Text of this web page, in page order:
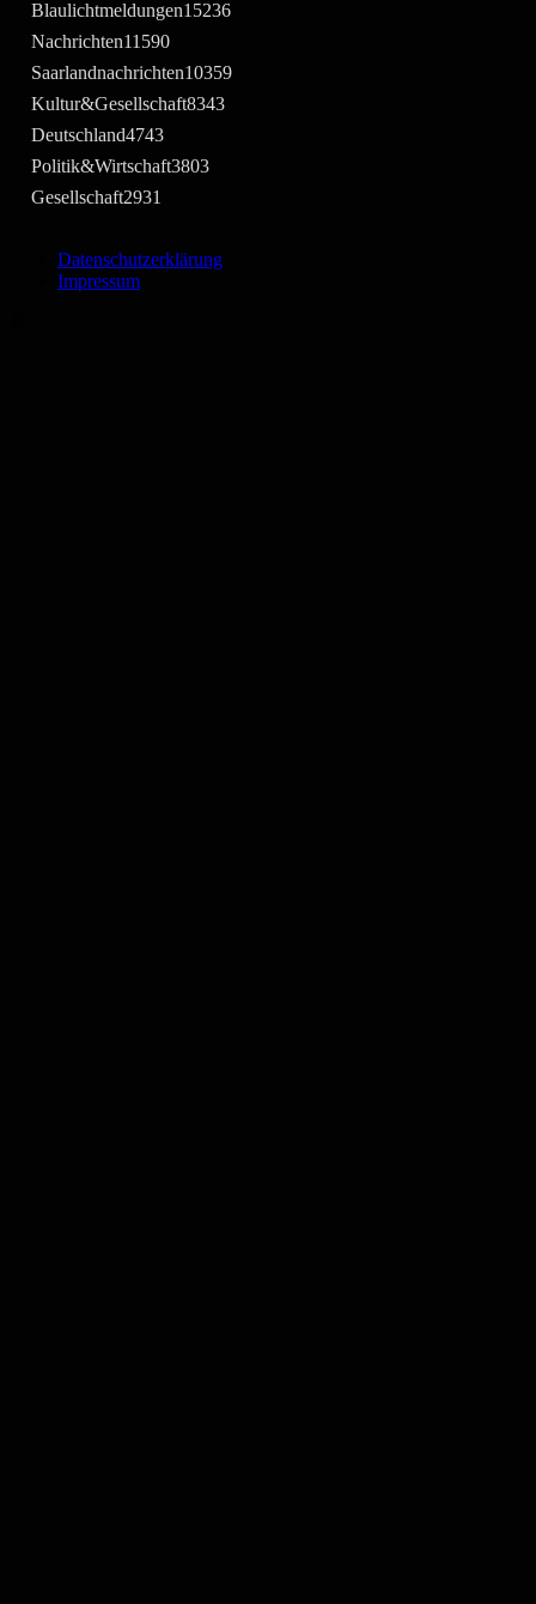
Blaulichtmeldungen15236
Nachrichten11590
Saarlandnachrichten10359
Kultur&Gesellschaft8343
Deutschland4743
Politik&Wirtschaft3803
Gesellschaft2931
Datenschutzerklärung
Impressum